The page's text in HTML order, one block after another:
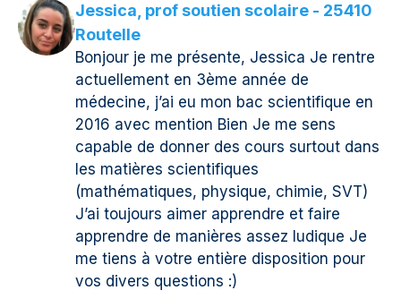
Jessica, prof soutien scolaire - 25410
Routelle
Bonjour je me présente, Jessica Je rentre
actuellement en 3ème année de
médecine, j’ai eu mon bac scientifique en
2016 avec mention Bien Je me sens
capable de donner des cours surtout dans
les matières scientifiques
(mathématiques, physique, chimie, SVT)
J’ai toujours aimer apprendre et faire
apprendre de manières assez ludique Je
me tiens à votre entière disposition pour
vos divers questions :)